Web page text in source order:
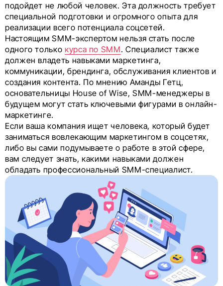
подойдет не любой человек. Эта должность требует
специальной подготовки и огромного опыта для
реализации всего потенциала соцсетей.
Настоящим SMM-экспертом нельзя стать после
одного только курса по SMM. Специалист также
должен владеть навыками маркетинга,
коммуникации, брендинга, обслуживания клиентов и
создания контента. По мнению Аманды Гетц,
основательницы House of Wise, SMM-менеджеры в
будущем могут стать ключевыми фигурами в онлайн-
маркетинге.
Если ваша компания ищет человека, который будет
заниматься вовлекающим маркетингом в соцсетях,
либо вы сами подумываете о работе в этой сфере,
вам следует знать, какими навыками должен
обладать профессиональный SMM-специалист.